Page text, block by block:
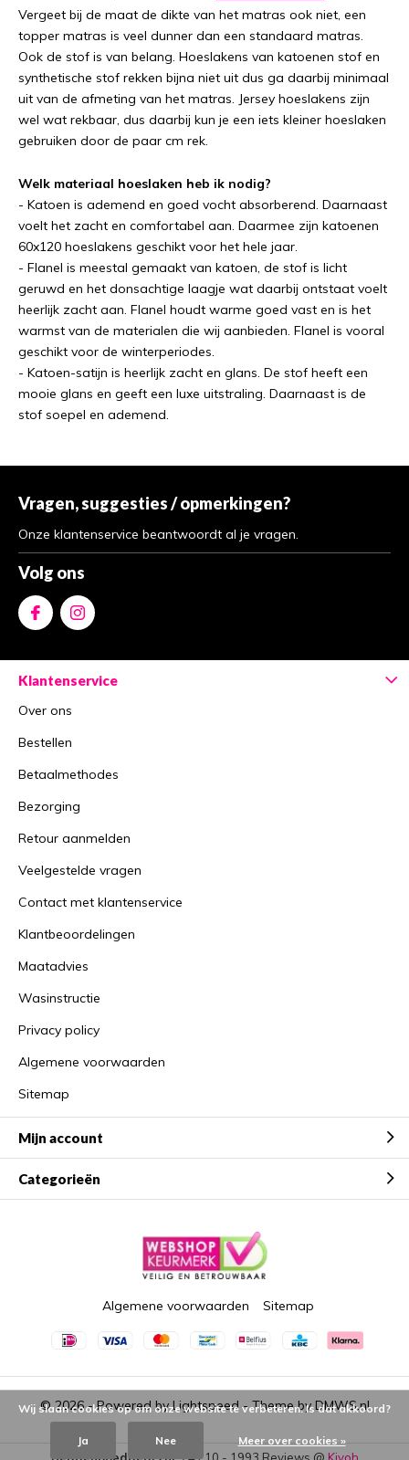
Vergeet bij de maat de dikte van het matras ook niet, een
topper matras is veel dunner dan een standaard matras.
Ook de stof is van belang. Hoeslakens van katoenen stof en
synthetische stof rekken bijna niet uit dus ga daarbij minimaal
uit van de afmeting van het matras. Jersey hoeslakens zijn
wel wat rekbaar, dus daarbij kun je een iets kleiner hoeslaken
gebruiken door de paar cm rek.
Welk materiaal hoeslaken heb ik nodig?
- Katoen is ademend en goed vocht absorberend. Daarnaast
voelt het zacht en comfortabel aan. Daarmee zijn katoenen
60x120 hoeslakens geschikt voor het hele jaar.
- Flanel is meestal gemaakt van katoen, de stof is licht
geruwd en het donsachtige laagje wat daarbij ontstaat voelt
heerlijk zacht aan. Flanel houdt warme goed vast en is het
warmst van de materialen die wij aanbieden. Flanel is vooral
geschikt voor de winterperiodes.
- Katoen-satijn is heerlijk zacht en glans. De stof heeft een
mooie glans en geeft een luxe uitstraling. Daarnaast is de
stof soepel en ademend.
Vragen, suggesties / opmerkingen?
Onze klantenservice beantwoordt al je vragen.
Volg ons
Klantenservice
Over ons
Bestellen
Betaalmethodes
Bezorging
Retour aanmelden
Veelgestelde vragen
Contact met klantenservice
Klantbeoordelingen
Maatadvies
Wasinstructie
Privacy policy
Algemene voorwaarden
Sitemap
Mijn account
Categorieën
© 2026 - Powered byLightspeed- Theme byDMWS.nl
Algemene voorwaarden Sitemap
Beddengoeddeals.nl9,4/10 - 1993 Reviews @ Kiyoh
Wij slaan cookies op om onze website te verbeteren. Is dat akkoord?
Ja Nee Meer over cookies »